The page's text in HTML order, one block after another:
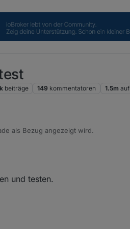
beiträge 149 kommentatoren 1.5m
als Bezug angezeigt wird.
und testen.